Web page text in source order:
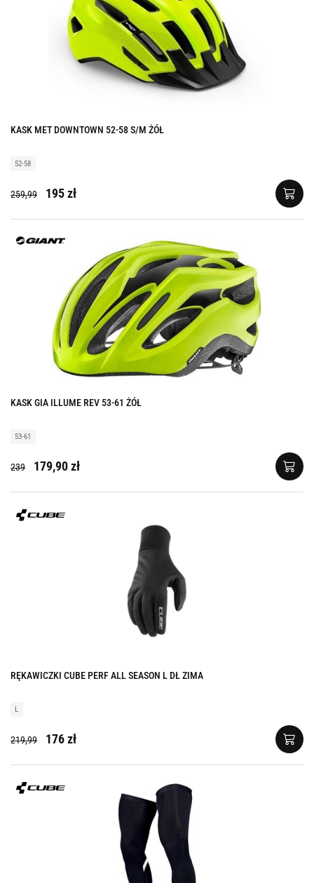
KASK MET DOWNTOWN 52-58 S/M ŻÓŁ
52-58
259,99 195 zł
KASK GIA ILLUME REV 53-61 ŻÓŁ
53-61
239 179,90 zł
RĘKAWICZKI CUBE PERF ALL SEASON L DŁ ZIMA
L
219,99 176 zł